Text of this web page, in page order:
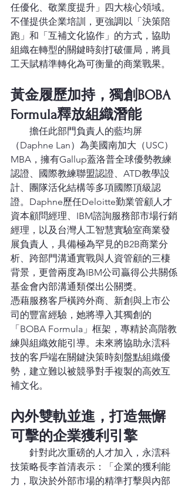
任優化、敬業度提升」四大核心領域。
不僅提供企業培訓，更強調以「決策陪
跑」和「互補文化協作」的方式，協助
組織在轉型的關鍵時刻打破僵局，將員
工天賦精準轉化為可衡量的商業戰果。
黃金履歷加持，獨創BOBA
Formula釋放組織潛能
（Daphne Lan）為美國南加大（USC）
MBA，擁有Gallup蓋洛普全球優勢教練
認證、國際教練聯盟認證、ATD教學設
計、團隊活化結構等多項國際頂級認
證。Daphne歷任Deloitte勤業管顧人才
資本顧問經理、IBM諮詢服務部市場行銷
經理，以及台灣人工智慧實驗室商業發
展負責人，具備極為罕見的B2B商業分
析、跨部門溝通實戰與人資管顧的三棲
背景，更曾兩度為IBM公司贏得公共關係
基金會內部溝通類傑出公關獎。
憑藉服務客戶橫跨外商、新創與上市公
司的豐富經驗，她將導入其獨創的
「BOBA Formula」框架，專精於高階教
練與組織效能引導。未來將協助永澐科
技的客戶端在關鍵決策時刻盤點組織優
勢，建立難以被競爭對手複製的高效互
補文化。
內外雙軌並進，打造無懈
可擊的企業獲利引擎
技策略長李首清表示：「企業的獲利能
力，取決於外部市場的精準打擊與內部